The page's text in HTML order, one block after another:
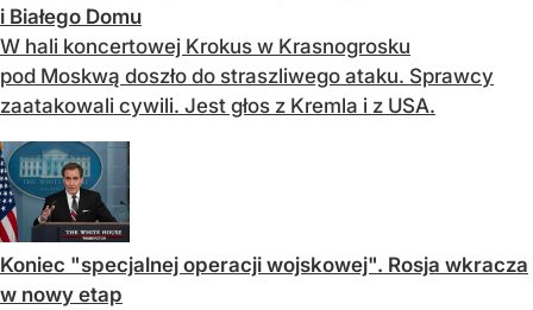
i Białego Domu
W hali koncertowej Krokus w Krasnogrosku
pod Moskwą doszło do straszliwego ataku. Sprawcy
zaatakowali cywili. Jest głos z Kremla i z USA.
Koniec "specjalnej operacji wojskowej". Rosja wkracza
w nowy etap